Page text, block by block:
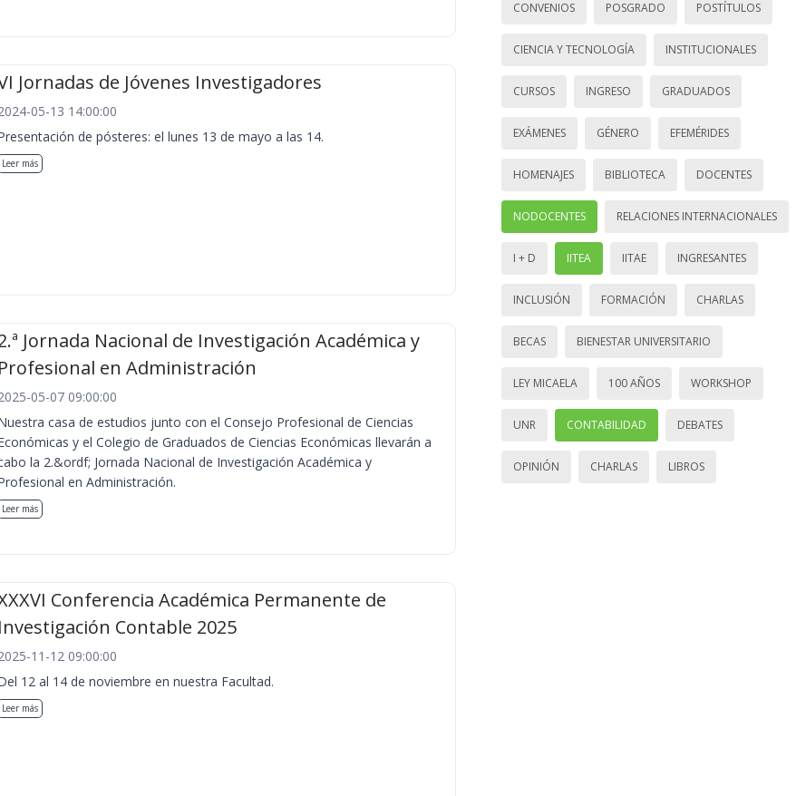
Jornadas de Jóvenes Investigadores
05-13 14:00:00
de pósteres: el lunes 13 de mayo a las 14.
Leer más
Jornada Nacional de Investigación Académica y
Profesional en Administración
05-07 09:00:00
casa de estudios junto con el Consejo Profesional de Ciencias
y el Colegio de Graduados de Ciencias Económicas llevarán a
la 2.&ordf; Jornada Nacional de Investigación Académica y
en Administración.
Leer más
Conferencia Académica Permanente de
Investigación Contable 2025
11-12 09:00:00
12 al 14 de noviembre en nuestra Facultad.
Leer más
CONVENIOS POSGRADO POSTÍTULOS
CIENCIA Y TECNOLOGÍA INSTITUCIONALES
CURSOS INGRESO GRADUADOS
EXÁMENES GÉNERO EFEMÉRIDES
HOMENAJES BIBLIOTECA DOCENTES
NODOCENTES RELACIONES INTERNACIONALES
I + D IITEA IITAE INGRESANTES
INCLUSIÓN FORMACIÓN CHARLAS
BECAS BIENESTAR UNIVERSITARIO
LEY MICAELA 100 AÑOS WORKSHOP
UNR CONTABILIDAD DEBATES
OPINIÓN CHARLAS LIBROS